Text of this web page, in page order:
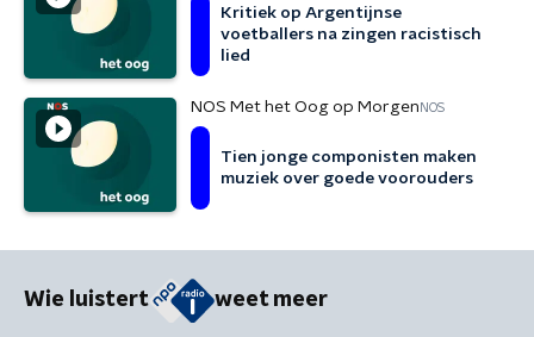
Kritiek op Argentijnse
voetballers na zingen racistisch
lied
NOS Met het Oog op Morgen NOS
Tien jonge componisten maken
muziek over goede voorouders
Wie luistert weet meer